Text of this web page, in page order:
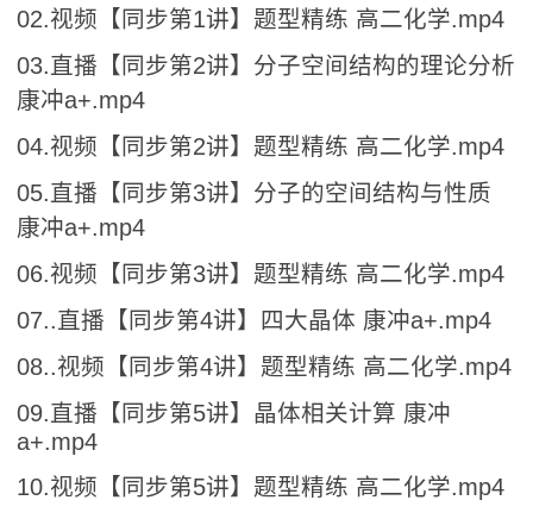
02.视频【同步第1讲】题型精练 高二化学.mp4
03.直播【同步第2讲】分子空间结构的理论分析
康冲a+.mp4
04.视频【同步第2讲】题型精练 高二化学.mp4
05.直播【同步第3讲】分子的空间结构与性质
康冲a+.mp4
06.视频【同步第3讲】题型精练 高二化学.mp4
07..直播【同步第4讲】四大晶体 康冲a+.mp4
08..视频【同步第4讲】题型精练 高二化学.mp4
09.直播【同步第5讲】晶体相关计算 康冲
a+.mp4
10.视频【同步第5讲】题型精练 高二化学.mp4